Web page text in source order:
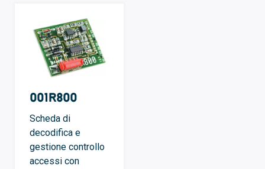
001R800
Scheda di
decodifica e
gestione controllo
accessi con